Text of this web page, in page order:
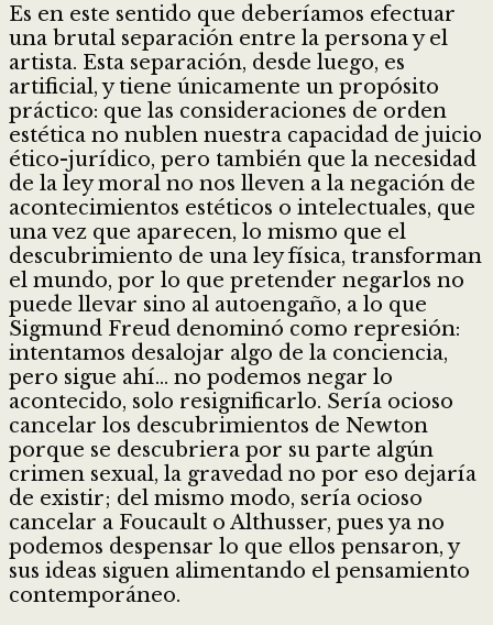
Es en este sentido que deberíamos efectuar
una brutal separación entre la persona y el
artista. Esta separación, desde luego, es
artificial, y tiene únicamente un propósito
práctico: que las consideraciones de orden
estética no nublen nuestra capacidad de juicio
ético-jurídico, pero también que la necesidad
de la ley moral no nos lleven a la negación de
acontecimientos estéticos o intelectuales, que
una vez que aparecen, lo mismo que el
descubrimiento de una ley física, transforman
el mundo, por lo que pretender negarlos no
puede llevar sino al autoengaño, a lo que
Sigmund Freud denominó como represión:
intentamos desalojar algo de la conciencia,
pero sigue ahí… no podemos negar lo
acontecido, solo resignificarlo. Sería ocioso
cancelar los descubrimientos de Newton
porque se descubriera por su parte algún
crimen sexual, la gravedad no por eso dejaría
de existir; del mismo modo, sería ocioso
cancelar a Foucault o Althusser, pues ya no
podemos despensar lo que ellos pensaron, y
sus ideas siguen alimentando el pensamiento
contemporáneo.